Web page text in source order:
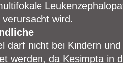
wird.
darf nicht bei Kindern
werden, da Kesimpta in